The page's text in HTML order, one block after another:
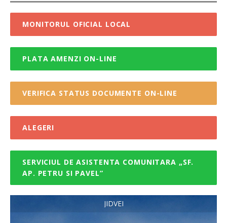
MONITORUL OFICIAL LOCAL
PLATA AMENZI ON-LINE
VERIFICA STATUS DOCUMENTE ON-LINE
ALEGERI
SERVICIUL DE ASISTENTA COMUNITARA „SF.
AP. PETRU SI PAVEL”
JIDVEI